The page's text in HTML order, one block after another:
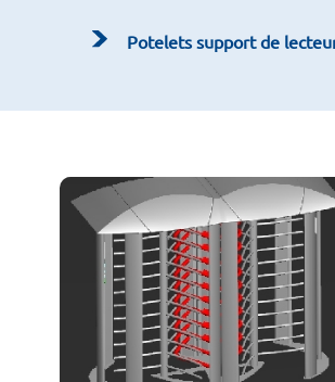
Potelets support de